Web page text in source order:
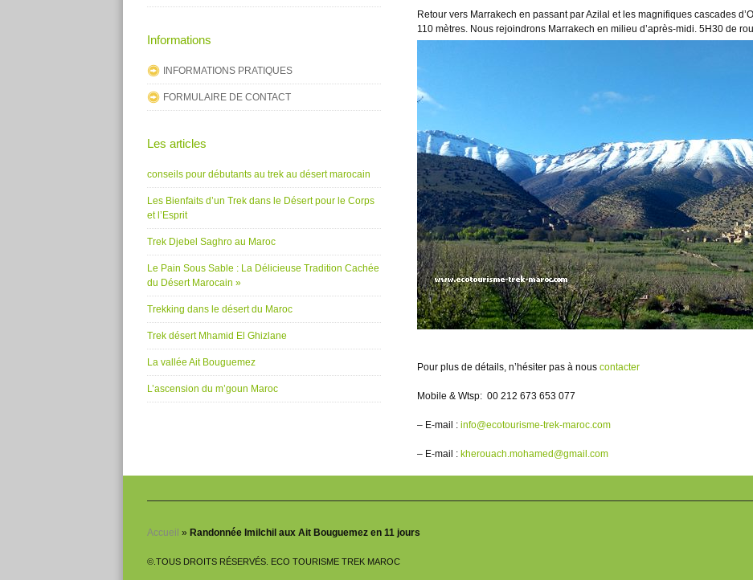
Retour vers Marrakech en passant par Azilal et les magnifiques cascades
110 mètres. Nous rejoindrons Marrakech en milieu d’après-midi. 5H30 de
Pour plus de détails, n’hésiter pas à nous contacter
Mobile & Wtsp: 00 212 673 653 077
– E-mail : info@ecotourisme-trek-maroc.com
– E-mail : kherouach.mohamed@gmail.com
Informations
INFORMATIONS PRATIQUES
FORMULAIRE DE CONTACT
Les articles
conseils pour débutants au trek au désert marocain
Les Bienfaits d’un Trek dans le Désert pour le Corps
et l’Esprit
Trek Djebel Saghro au Maroc
Le Pain Sous Sable : La Délicieuse Tradition Cachée
du Désert Marocain »
Trekking dans le désert du Maroc
Trek désert Mhamid El Ghizlane
La vallée Ait Bouguemez
L’ascension du m’goun Maroc
Accueil » Randonnée Imilchil aux Ait Bouguemez en 11 jours
©.TOUS DROITS RÉSERVÉS. ECO TOURISME TREK MAROC